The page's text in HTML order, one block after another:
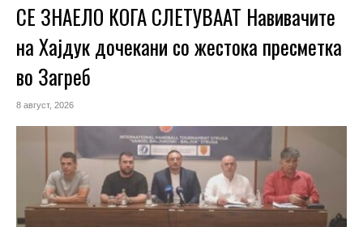
СЕ ЗНАЕЛО КОГА СЛЕТУВААТ Навивачите
на Хајдук дочекани со жестока пресметка
во Загреб
8 август, 2026